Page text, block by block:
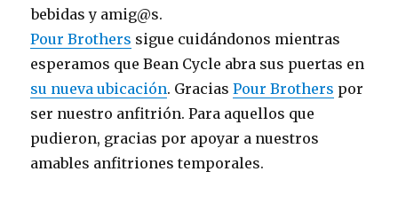
bebidas y amig@s.
Pour Brothers sigue cuidándonos mientras
esperamos que Bean Cycle abra sus puertas en
su nueva ubicación. GraciasPour Brothers por
ser nuestro anfitrión. Para aquellos que
pudieron, gracias por apoyar a nuestros
amables anfitriones temporales.